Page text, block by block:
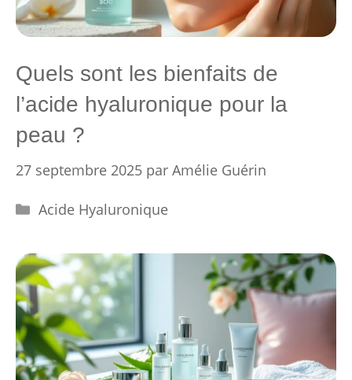
Quels sont les bienfaits de
l’acide hyaluronique pour la
peau ?
27 septembre 2025 par Amélie Guérin
Catégories
Acide Hyaluronique